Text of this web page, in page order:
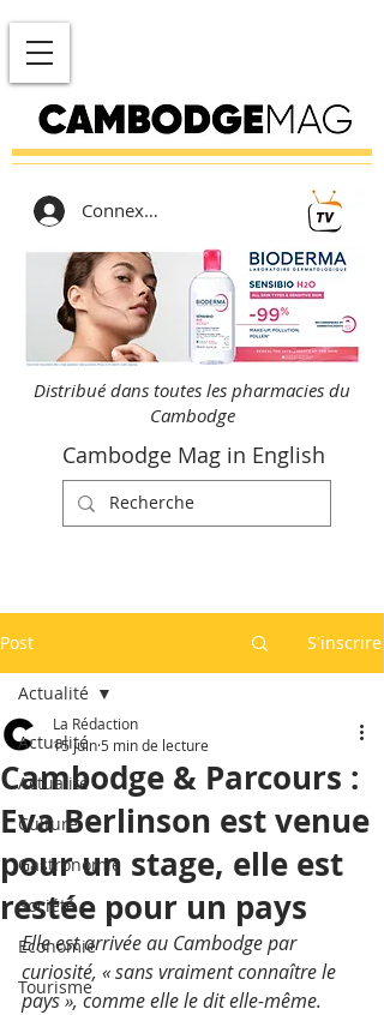
Connexion
Distribué dans toutes les pharmacies du
Cambodge
Cambodge Mag in English
Post S'inscrire
Actualité
Actualité
Culture
Gastronomie
Société
Economie
Tourisme
Actualité
Cambodge & Parcours :
Eva Berlinson est venue
pour un stage, elle est
restée pour un pays
La Rédaction
15 juin 5 min de lecture
Elle est arrivée au Cambodge par
curiosité, « sans vraiment connaître le
pays », comme elle le dit elle-même.